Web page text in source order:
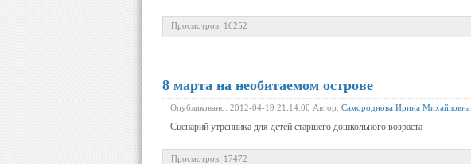
Просмотров: 16252
8 марта на необитаемом острове
Опубликовано: 2012-04-19 21:14:00 Автор: Самороднова Ирина Михайловна
Сценарий утренника для детей старшего дошкольного возраста
Просмотров: 17472